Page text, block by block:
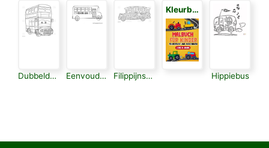
Dubbeldekker Eenvoudige Bus Filippijnse Jeepney
Kleurboek voor Kinderen 3
Hippiebus